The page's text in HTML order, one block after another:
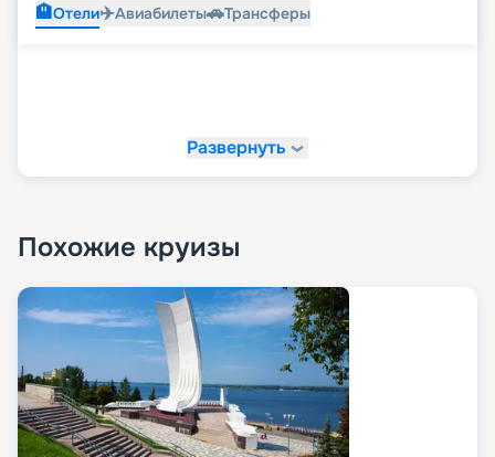
🏨Отели✈️Авиабилеты🚗Трансферы
Развернуть
Похожие круизы